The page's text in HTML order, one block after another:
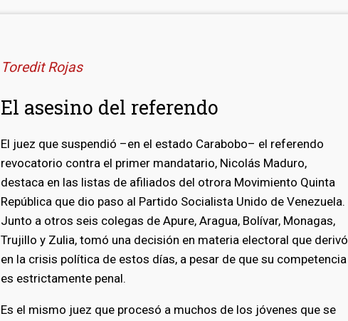
Toredit Rojas
El asesino del referendo
El juez que suspendió –en el estado Carabobo– el referendo
revocatorio contra el primer mandatario, Nicolás Maduro,
destaca en las listas de afiliados del otrora Movimiento Quinta
República que dio paso al Partido Socialista Unido de Venezuela.
Junto a otros seis colegas de Apure, Aragua, Bolívar, Monagas,
Trujillo y Zulia, tomó una decisión en materia electoral que derivó
en la crisis política de estos días, a pesar de que su competencia
es estrictamente penal.
Es el mismo juez que procesó a muchos de los jóvenes que se